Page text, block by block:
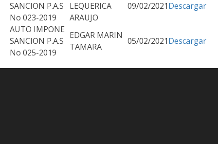
SANCION P.A.S
No 023-2019
LEQUERICA
ARAUJO
09/02/2021Descargar
AUTO IMPONE
SANCION P.A.S
No 025-2019
EDGAR MARIN
TAMARA
05/02/2021Descargar